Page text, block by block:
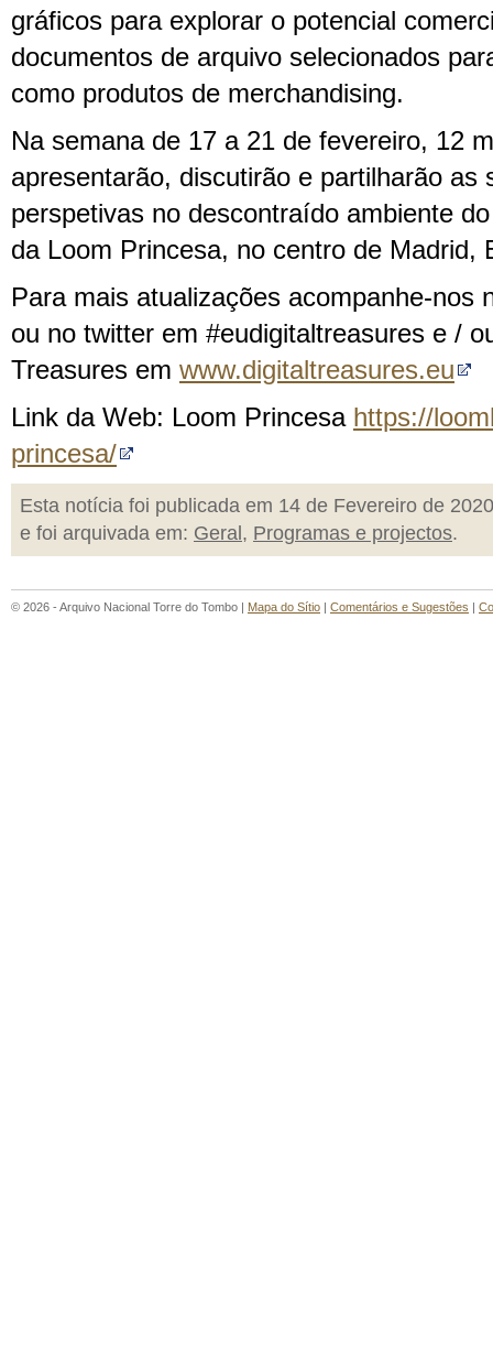
gráficos para explorar o potencial
documentos de arquivo selecionados
como produtos de merchandising.
Na semana de 17 a 21 de fevereiro, 12
apresentarão, discutirão e partilharão as
perspetivas no descontraído ambiente
da Loom Princesa, no centro de Madrid,
Para mais atualizações acompanhe-nos
ou no twitter em #eudigitaltreasures e /
Treasures em www.digitaltreasures.eu
Link da Web: Loom Princesa https://
princesa/
Esta notícia foi publicada em 14 de Fevereiro de 2020
e foi arquivada em: Geral , Programas e projectos.
© 2026 - Arquivo Nacional Torre do Tombo | Mapa do Sítio | Comentários e Sugestões |